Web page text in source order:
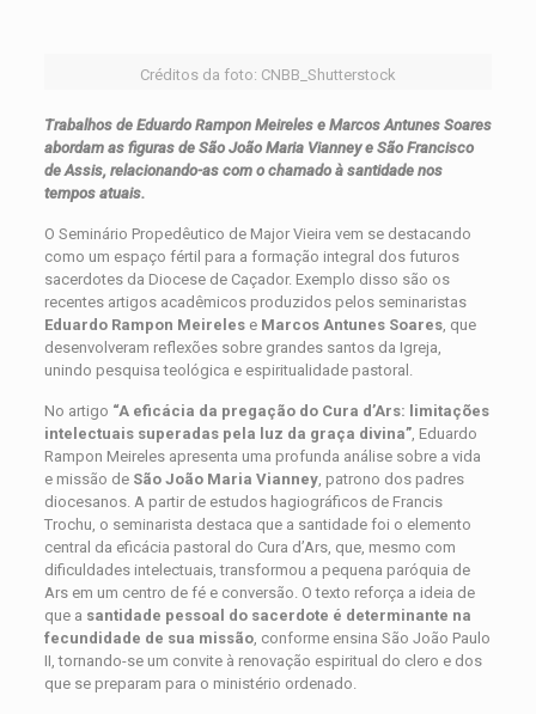
Créditos da foto: CNBB_Shutterstock
Trabalhos de Eduardo Rampon Meireles e Marcos Antunes Soares
abordam as figuras de São João Maria Vianney e São Francisco
de Assis, relacionando-as com o chamado à santidade nos
tempos atuais.
O Seminário Propedêutico de Major Vieira vem se destacando
como um espaço fértil para a formação integral dos futuros
sacerdotes da Diocese de Caçador. Exemplo disso são os
recentes artigos acadêmicos produzidos pelos seminaristas
Eduardo Rampon Meirelese Marcos Antunes Soares, que
desenvolveram reflexões sobre grandes santos da Igreja,
unindo pesquisa teológica e espiritualidade pastoral.
No artigo “A eficácia da pregação do Cura d’Ars: limitações
intelectuais superadas pela luz da graça divina”, Eduardo
Rampon Meireles apresenta uma profunda análise sobre a vida
e missão de São João Maria Vianney, patrono dos padres
diocesanos. A partir de estudos hagiográficos de Francis
Trochu, o seminarista destaca que a santidade foi o elemento
central da eficácia pastoral do Cura d’Ars, que, mesmo com
dificuldades intelectuais, transformou a pequena paróquia de
Ars em um centro de fé e conversão. O texto reforça a ideia de
que a santidade pessoal do sacerdote é determinante na
fecundidade de sua missão, conforme ensina São João Paulo
II, tornando-se um convite à renovação espiritual do clero e dos
que se preparam para o ministério ordenado.